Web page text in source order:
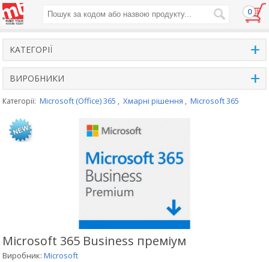
0
КАТЕГОРІЇ +
ВИРОБНИКИ +
Категорії: Microsoft (Office) 365 , Хмарні рішення , Microsoft 365
Microsoft 365 Business преміум
Виробник:Microsoft